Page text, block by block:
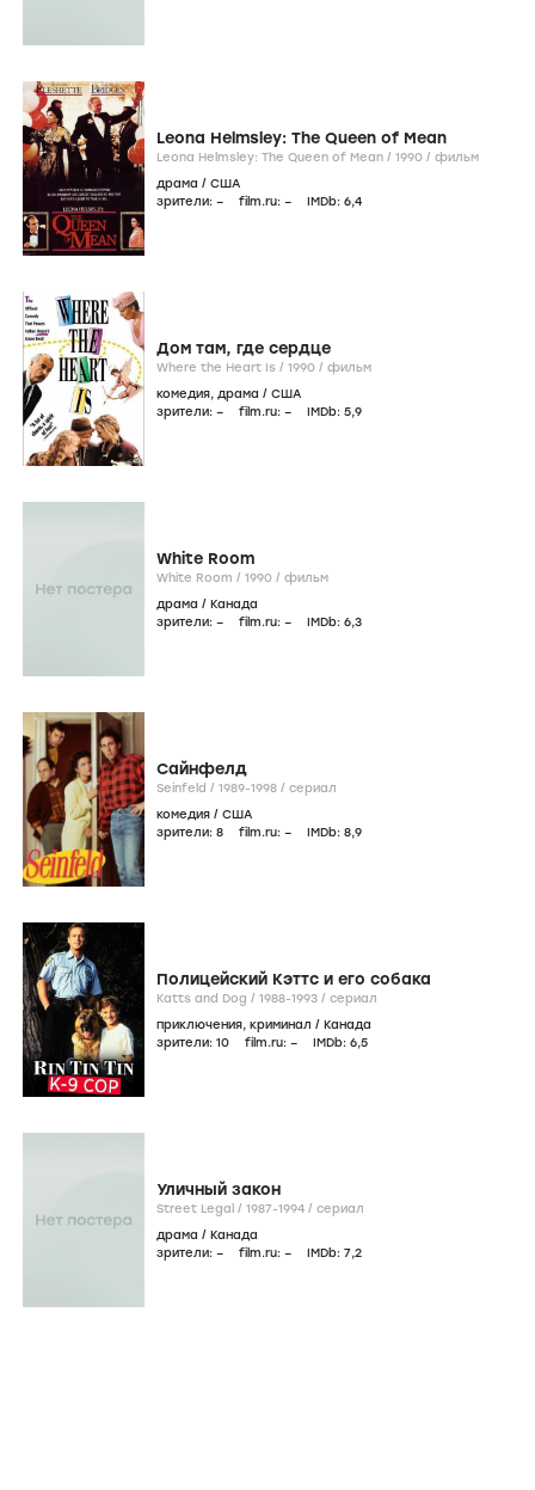
Leona Helmsley: The Queen of Mean
Leona Helmsley: The Queen of Mean / 1990 / фильм
драма / США
зрители: – film.ru: – IMDb: 6,4
Дом там, где сердце
Where the Heart Is / 1990 / фильм
комедия, драма / США
зрители: – film.ru: – IMDb: 5,9
White Room
White Room / 1990 / фильм
драма / Канада
зрители: – film.ru: – IMDb: 6,3
Сайнфелд
Seinfeld / 1989-1998 / сериал
комедия / США
зрители: 8 film.ru: – IMDb: 8,9
Полицейский Кэттс и его собака
Katts and Dog / 1988-1993 / сериал
приключения, криминал / Канада
зрители: 10 film.ru: – IMDb: 6,5
Уличный закон
Street Legal / 1987-1994 / сериал
драма / Канада
зрители: – film.ru: – IMDb: 7,2